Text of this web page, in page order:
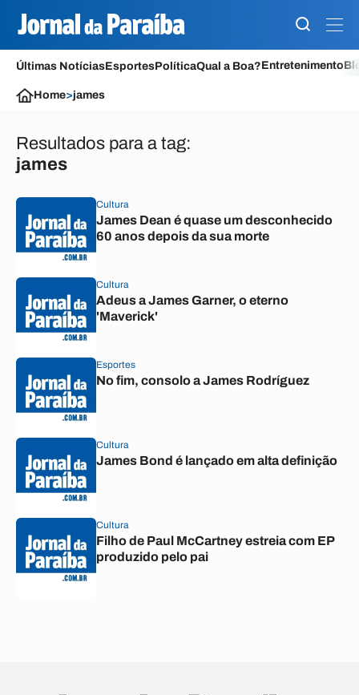
Últimas NotíciasEsportesPolíticaQual a Boa?Entretenimento
Home>james
Resultados para a tag:
james
Cultura
James Dean é quase um desconhecido
60 anos depois da sua morte
Cultura
Adeus a James Garner, o eterno
'Maverick'
Esportes
No fim, consolo a James Rodríguez
Cultura
James Bond é lançado em alta definição
Cultura
Filho de Paul McCartney estreia com EP
produzido pelo pai